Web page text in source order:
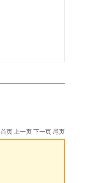
首页 上一页 下一页 尾页